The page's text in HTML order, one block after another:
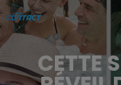
CETTE